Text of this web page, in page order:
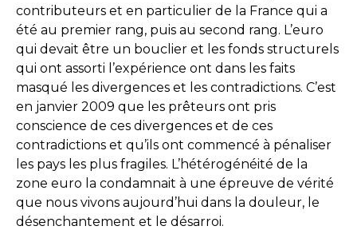
contributeurs et en particulier de la France qui a
été au premier rang, puis au second rang. L’euro
qui devait être un bouclier et les fonds structurels
qui ont assorti l’expérience ont dans les faits
masqué les divergences et les contradictions. C’est
en janvier 2009 que les prêteurs ont pris
conscience de ces divergences et de ces
contradictions et qu’ils ont commencé à pénaliser
les pays les plus fragiles. L’hétérogénéité de la
zone euro la condamnait à une épreuve de vérité
que nous vivons aujourd’hui dans la douleur, le
désenchantement et le désarroi.